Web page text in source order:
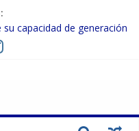
capacidad de generación
infraestructuras eléctricas
con el sector privado para
en instalaciones del SEN